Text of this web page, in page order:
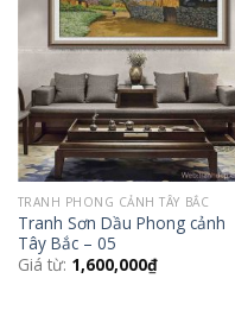
Add to
Wishlist
TRANH PHONG CẢNH TÂY BẮC
Tranh Sơn Dầu Phong cảnh
Tây Bắc – 05
Giá từ: 1,600,000₫